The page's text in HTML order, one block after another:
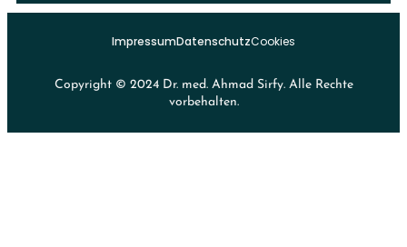
ImpressumDatenschutzCookies
Copyright © 2024 Dr. med. Ahmad Sirfy. Alle Rechte
vorbehalten.